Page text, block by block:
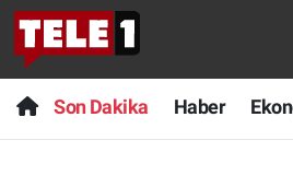
Son Dakika Haber
Anında Manşet
Başka Sohbetler
Son Dakika
Haber
Nöbetçi Eczaneler
Hava Durumu